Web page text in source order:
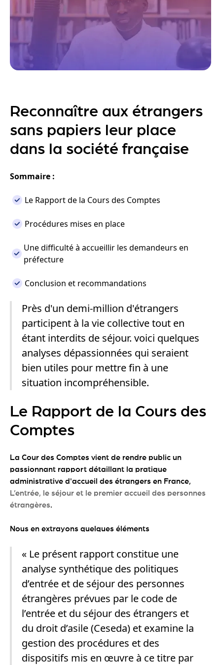
Reconnaître aux étrangers
sans papiers leur place
dans la société française
Sommaire :
Le Rapport de la Cours des Comptes
Procédures mises en place
Une difficulté à accueillir les demandeurs en
préfecture
Conclusion et recommandations
Près d'un demi-million d'étrangers
participent à la vie collective tout en
étant interdits de séjour. voici quelques
analyses dépassionnées qui seraient
bien utiles pour mettre fin à une
situation incompréhensible.
Le Rapport de la Cours des
Comptes
La Cour des Comptes vient de rendre public un
passionnant rapport détaillant la pratique
administrative d'accueil des étrangers en France,
L’entrée, le séjour et le premier accueil des personnes
étrangères.
Nous en extrayons quelques éléments
« Le présent rapport constitue une
analyse synthétique des politiques
d’entrée et de séjour des personnes
étrangères prévues par le code de
l’entrée et du séjour des étrangers et
du droit d’asile (Ceseda) et examine la
gestion des procédures et des
dispositifs mis en œuvre à ce titre par